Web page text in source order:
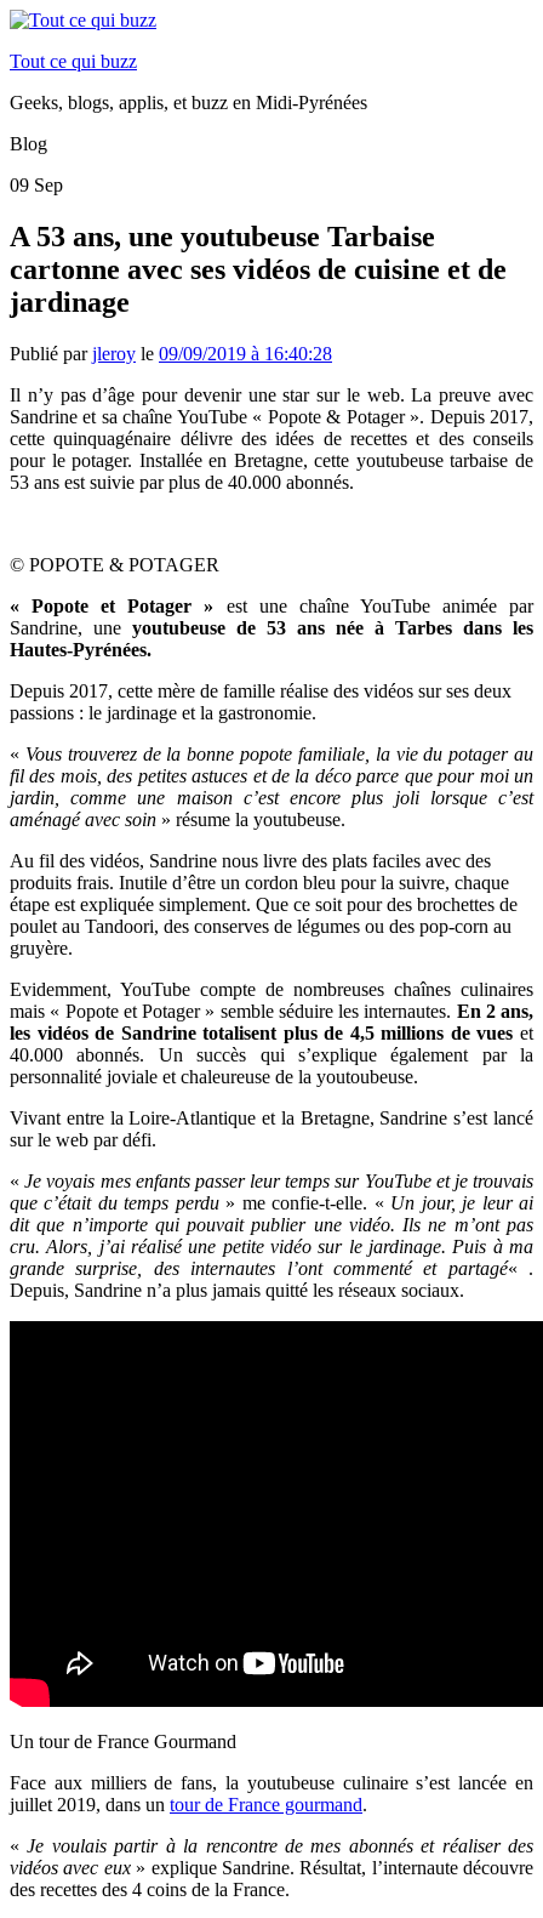
Tout ce qui buzz
Geeks, blogs, applis, et buzz en Midi-Pyrénées
Blog
09 Sep
A 53 ans, une youtubeuse Tarbaise
cartonne avec ses vidéos de cuisine et de
jardinage
Publié parjleroy le 09/09/2019 à 16:40:28
Il n’y pas d’âge pour devenir une star sur le web. La preuve avec
Sandrine et sa chaîne YouTube « Popote & Potager ». Depuis 2017,
cette quinquagénaire délivre des idées de recettes et des conseils
pour le potager. Installée en Bretagne, cette youtubeuse tarbaise de
53 ans est suivie par plus de 40.000 abonnés.
© POPOTE & POTAGER
« Popote et Potager » est une chaîne YouTube animée par
Sandrine, une youtubeuse de 53 ans née à Tarbes dans les
Hautes-Pyrénées.
Depuis 2017, cette mère de famille réalise des vidéos sur ses deux
passions : le jardinage et la gastronomie.
« Vous trouverez de la bonne popote familiale, la vie du potager au
fil des mois, des petites astuces et de la déco parce que pour moi un
jardin, comme une maison c’est encore plus joli lorsque c’est
aménagé avec soin » résume la youtubeuse.
Au fil des vidéos, Sandrine nous livre des plats faciles avec des
produits frais. Inutile d’être un cordon bleu pour la suivre, chaque
étape est expliquée simplement. Que ce soit pour des brochettes de
poulet au Tandoori, des conserves de légumes ou des pop-corn au
gruyère.
Evidemment, YouTube compte de nombreuses chaînes culinaires
mais « Popote et Potager » semble séduire les internautes. En 2 ans,
les vidéos de Sandrine totalisent plus de 4,5 millions de vues et
40.000 abonnés. Un succès qui s’explique également par la
personnalité joviale et chaleureuse de la youtoubeuse.
Vivant entre la Loire-Atlantique et la Bretagne, Sandrine s’est lancé
sur le web par défi.
«Je voyais mes enfants passer leur temps sur YouTube et je trouvais
que c’était du temps perdu» me confie-t-elle. « Un jour, je leur ai
dit que n’importe qui pouvait publier une vidéo. Ils ne m’ont pas
cru. Alors, j’ai réalisé une petite vidéo sur le jardinage. Puis à ma
grande surprise, des internautes l’ont commenté et partagé« .
Depuis, Sandrine n’a plus jamais quitté les réseaux sociaux.
Un tour de France Gourmand
Face aux milliers de fans, la youtubeuse culinaire s’est lancée en
juillet 2019, dans un tour de France gourmand.
«Je voulais partir à la rencontre de mes abonnés et réaliser des
vidéos avec eux» explique Sandrine. Résultat, l’internaute découvre
des recettes des 4 coins de la France.